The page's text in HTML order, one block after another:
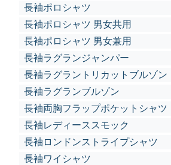
長袖ポロシャツ
長袖ポロシャツ 男女共用
長袖ポロシャツ 男女兼用
長袖ラグランジャンパー
長袖ラグラントリカットブルゾン
長袖ラグランブルゾン
長袖両胸フラップポケットシャツ
長袖レディーススモック
長袖ロンドンストライプシャツ
長袖ワイシャツ